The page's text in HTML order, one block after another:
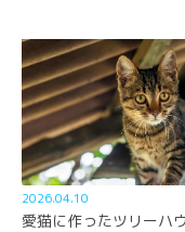
2026.04.10
愛猫に作ったツリーハ